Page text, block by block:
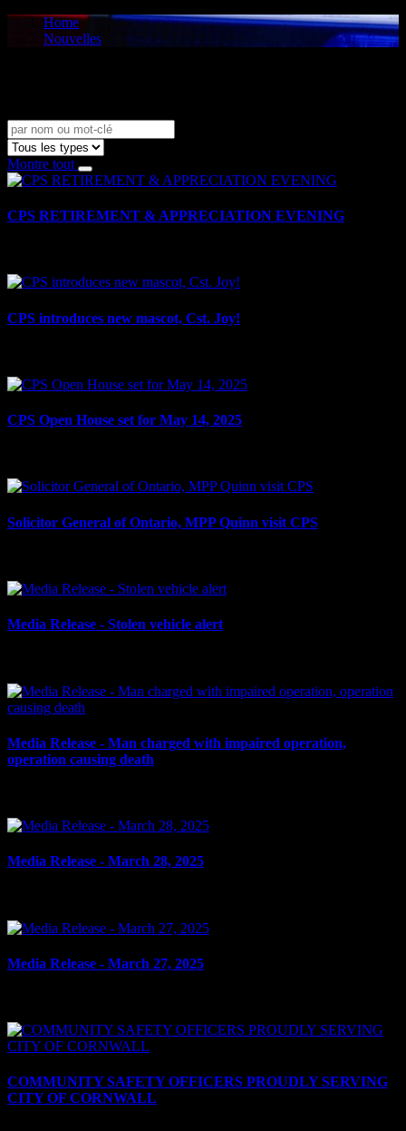
Home
Nouvelles
Montre tout
CPS RETIREMENT & APPRECIATION EVENING
CPS introduces new mascot, Cst. Joy!
CPS Open House set for May 14, 2025
Solicitor General of Ontario, MPP Quinn visit CPS
Media Release - Stolen vehicle alert
Media Release - Man charged with impaired operation,
operation causing death
Media Release - March 28, 2025
Media Release - March 27, 2025
COMMUNITY SAFETY OFFICERS PROUDLY SERVING
CITY OF CORNWALL